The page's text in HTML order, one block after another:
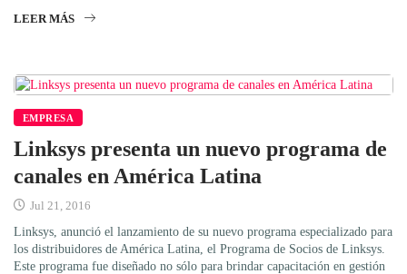
LEER MÁS
EMPRESA
Linksys presenta un nuevo programa de
canales en América Latina
Jul 21, 2016
Linksys, anunció el lanzamiento de su nuevo programa especializado para
los distribuidores de América Latina, el Programa de Socios de Linksys.
Este programa fue diseñado no sólo para brindar capacitación en gestión